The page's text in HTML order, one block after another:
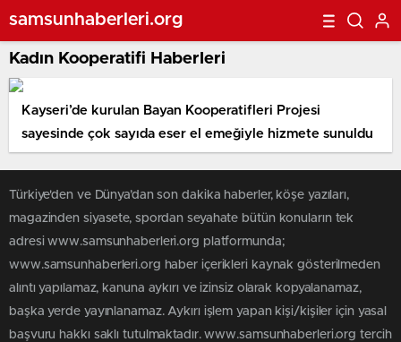
samsunhaberleri.org
Kadın Kooperatifi Haberleri
Kayseri’de kurulan Bayan Kooperatifleri Projesi
sayesinde çok sayıda eser el emeğiyle hizmete sunuldu
Türkiye'den ve Dünya’dan son dakika haberler, köşe yazıları,
magazinden siyasete, spordan seyahate bütün konuların tek
adresi www.samsunhaberleri.org platformunda;
www.samsunhaberleri.org haber içerikleri kaynak gösterilmeden
alıntı yapılamaz, kanuna aykırı ve izinsiz olarak kopyalanamaz,
başka yerde yayınlanamaz. Aykırı işlem yapan kişi/kişiler için yasal
başvuru hakkı saklı tutulmaktadır. www.samsunhaberleri.org tercih